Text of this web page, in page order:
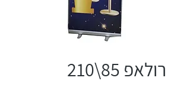
רולאפ 85\210